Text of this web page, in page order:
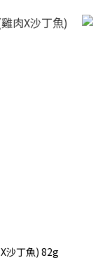
沙丁魚) 82g